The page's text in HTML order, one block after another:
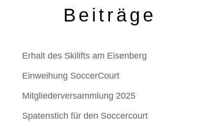
Beiträge
Erhalt des Skilifts am Eisenberg
Einweihung SoccerCourt
Mitgliederversammlung 2025
Spatenstich für den Soccercourt